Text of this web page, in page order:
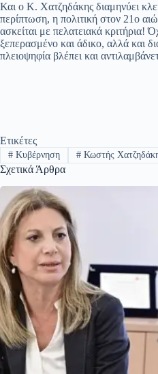
Και ο Κ. Χατζηδάκης διαμηνύει
περίπτωση, η πολιτική στον 21ο
ασκείται με πελατειακά κριτήρια!
ξεπερασμένο και άδικο, αλλά και
πλειοψηφία βλέπει και
Ετικέτες
#Κυβέρνηση #Κωστής
Σχετικά Άρθρα